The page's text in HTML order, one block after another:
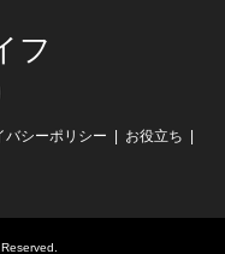
フ
バシーポリシー
お役立ち